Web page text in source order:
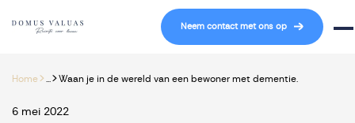
Navigatie overslaan
Neem contact met ons op
Home> >Waan je in de wereld van een bewoner met dementie.
6 mei 2022